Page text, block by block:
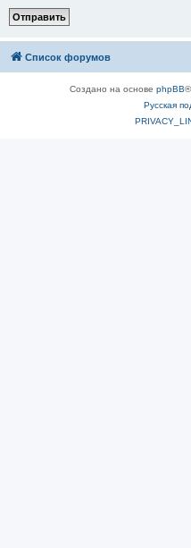
Список форумов
Создано на основе phpBB
Русская